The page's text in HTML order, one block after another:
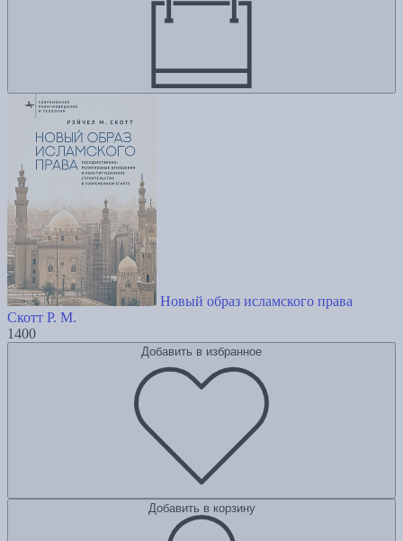
Новый образ исламского права
Скотт Р. М.
1400
Добавить в избранное
Добавить в корзину